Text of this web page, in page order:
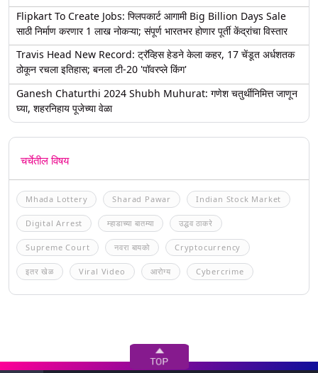
Flipkart To Create Jobs: फ्लिपकार्ट आगामी Big Billion Days Sale
साठी निर्माण करणार 1 लाख नोकऱ्या; संपूर्ण भारतभर होणार पूर्ती केंद्रांचा विस्तार
Travis Head New Record: ट्रॅव्हिस हेडने केला कहर, 17 चेंडूत अर्धशतक
ठोकून रचला इतिहास; बनला टी-20 'पॉवरप्ले किंग'
Ganesh Chaturthi 2024 Shubh Muhurat: गणेश चतुर्थीनिमित्त जाणून
घ्या, शहरनिहाय पूजेच्या वेळा
चर्चेतील विषय
Mhada Lottery Sharad Pawar Indian Stock Market
Digital Arrest म्हाडाच्या बातम्या उद्धव ठाकरे
Supreme Court नवरा बायको Cryptocurrency
इतर खेळ Viral Video आरोग्य Cybercrime